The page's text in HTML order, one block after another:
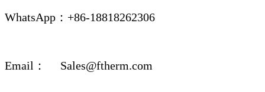
WhatsApp：+86-18818262306
Email： Sales@ftherm.com